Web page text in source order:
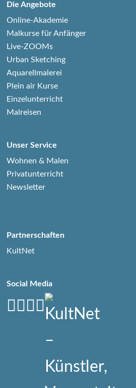
Die Angebote
Online-Akademie
Malkurse für Anfänger
Live-ZOOMs
Urban Sketching
Aquarellmalerei
Plein air Kurse
Einzelunterricht
Malreisen
Unser Service
Wohnen & Malen
Privatunterricht
Newsletter
Partnerschaften
KultNet
Social Media